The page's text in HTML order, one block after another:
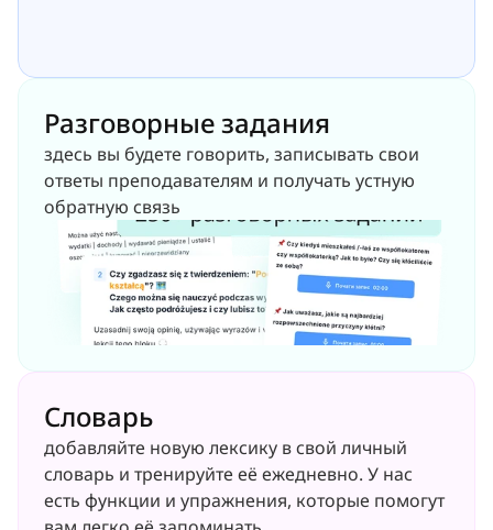
Разговорные задания
здесь вы будете говорить, записывать свои
ответы преподавателям и получать устную
обратную связь
Словарь
добавляйте новую лексику в свой личный
словарь и тренируйте её ежедневно. У нас
есть функции и упражнения, которые помогут